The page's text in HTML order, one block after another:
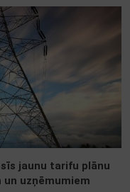
jaunu tarifu plānu
uzņēmumiem